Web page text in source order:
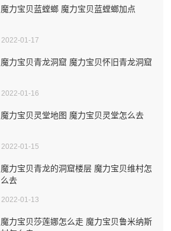
魔力宝贝蓝螳螂 魔力宝贝蓝螳螂加点
2022-01-17
魔力宝贝青龙洞窟 魔力宝贝怀旧青龙洞窟
2022-01-16
魔力宝贝灵堂地图 魔力宝贝灵堂怎么去
2022-01-15
魔力宝贝青龙的洞窟楼层 魔力宝贝维村怎
么去
2022-01-13
魔力宝贝莎莲娜怎么走 魔力宝贝鲁米纳斯